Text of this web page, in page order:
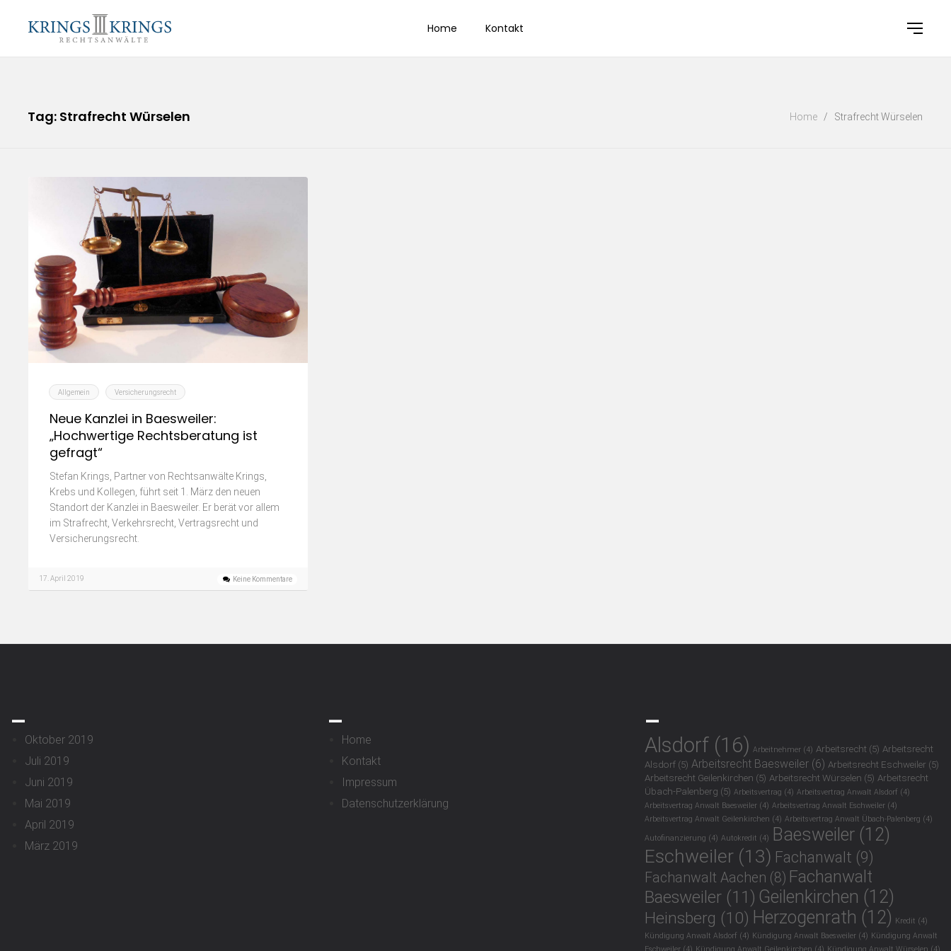
Home Kontakt
Tag: Strafrecht Würselen Home / Strafrecht Würselen
Allgemein Versicherungsrecht
Neue Kanzlei in Baesweiler:
„Hochwertige Rechtsberatung ist
gefragt“
Stefan Krings, Partner von Rechtsanwälte Krings,
Krebs und Kollegen, führt seit 1. März den neuen
Standort der Kanzlei in Baesweiler. Er berät vor allem
im Strafrecht, Verkehrsrecht, Vertragsrecht und
Versicherungsrecht.
17. April 2019 Keine Kommentare
_
Oktober 2019
Juli 2019
Juni 2019
Mai 2019
April 2019
März 2019
_
Home
Kontakt
Impressum
Datenschutzerklärung
_
Alsdorf (16) Arbeitnehmer (4) Arbeitsrecht (5) Arbeitsrecht
Alsdorf (5) Arbeitsrecht Baesweiler (6) Arbeitsrecht Eschweiler (5)
Arbeitsrecht Geilenkirchen (5) Arbeitsrecht Würselen (5) Arbeitsrecht
Übach-Palenberg (5) Arbeitsvertrag (4) Arbeitsvertrag Anwalt Alsdorf (4)
Arbeitsvertrag Anwalt Baesweiler (4) Arbeitsvertrag Anwalt Eschweiler (4)
Arbeitsvertrag Anwalt Geilenkirchen (4) Arbeitsvertrag Anwalt Übach-Palenberg (4)
Autofinanzierung (4) Autokredit (4) Baesweiler (12)
Eschweiler (13) Fachanwalt (9)
Fachanwalt Aachen (8) Fachanwalt
Baesweiler (11) Geilenkirchen (12)
Heinsberg (10) Herzogenrath (12) Kredit (4)
Kündigung Anwalt Alsdorf (4) Kündigung Anwalt Baesweiler (4) Kündigung Anwalt